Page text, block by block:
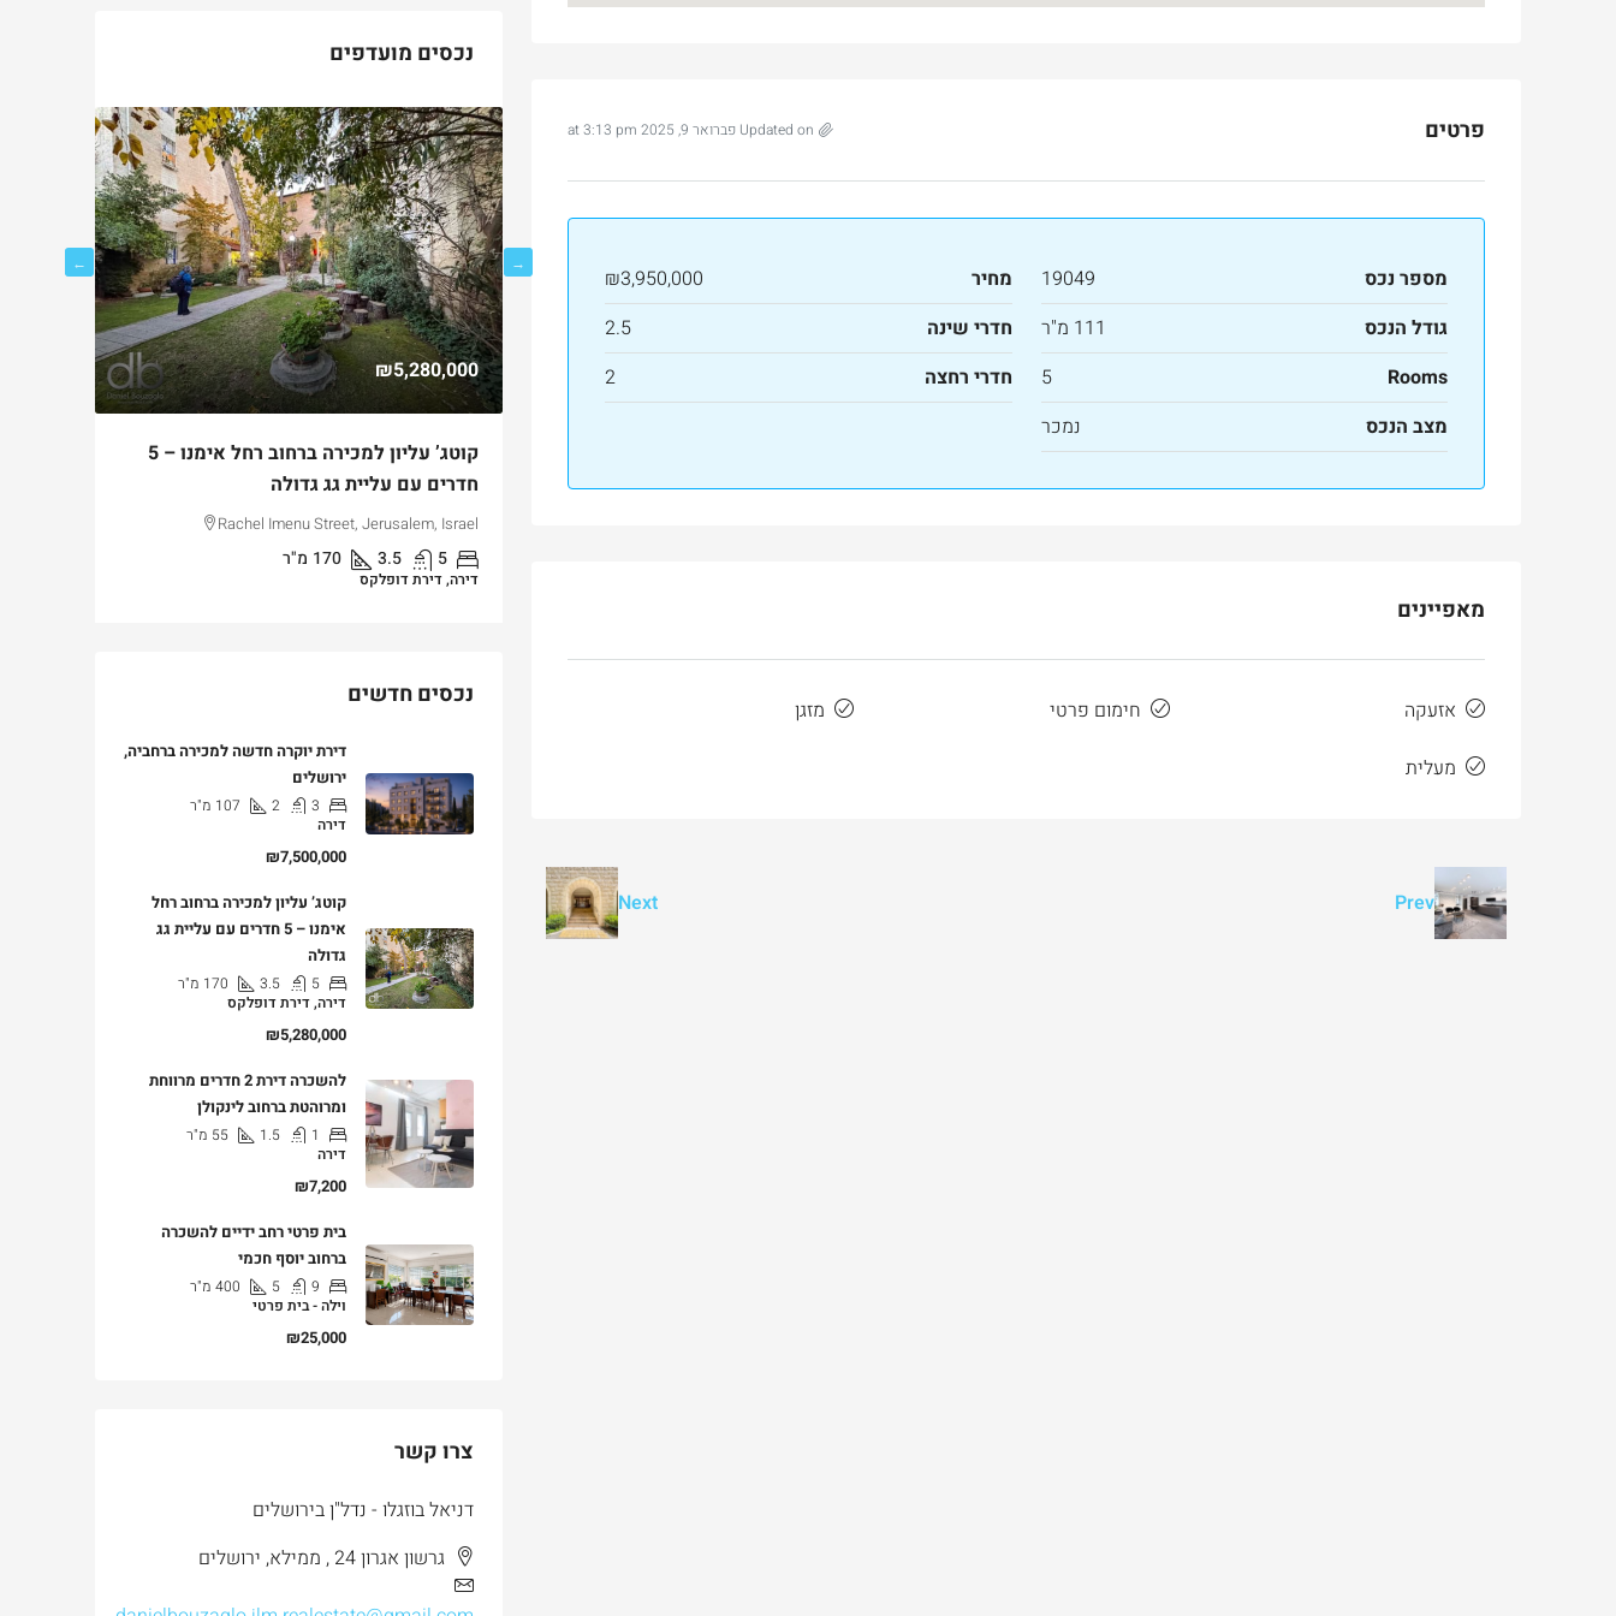
פרטים Updated on פברואר 9, 2025 at 3:13 pm
מספר נכס 19049 מחיר
₪3,950,000
גודל הנכס
111 מ"ר חדרי שינה
2.5
Rooms
5 חדרי רחצה
2
מצב הנכס
נמכר
מאפיינים
אזעקה חימום פרטי
מזגן
מעלית
Prev
Next
נכסים מועדפים
למכירה דירת יוקרה 165 מ”ר מול מלון ענבל
בטלביה
Binyamin mi-Tudela Street, Rechavia, Jerusalem,
₪5,280,000
קוטג’ עליון למכירה ברחוב רחל אימנו – 5
חדרים עם עליית גג גדולה
Rachel Imenu Street, Jerusalem, Israel
5
3.5
170 מ"ר
דירה, דירת דופלקס
נכסים חדשים
דירת יוקרה חדשה למכירה ברחביה,
ירושלים
3
2
107 מ"ר
דירה
₪7,500,000
קוטג’ עליון למכירה ברחוב רחל
אימנו – 5 חדרים עם עליית גג
גדולה
5
3.5
170 מ"ר
דירה, דירת דופלקס
₪5,280,000
להשכרה דירת 2 חדרים מרווחת
ומרוהטת ברחוב לינקולן
1
1.5
55 מ"ר
דירה
₪7,200
בית פרטי רחב ידיים להשכרה
ברחוב יוסף חכמי
9
5
400 מ"ר
וילה - בית פרטי
₪25,000
צרו קשר
דניאל בוזגלו - נדל"ן בירושלים
גרשון אגרון 24 , ממילא, ירושלים